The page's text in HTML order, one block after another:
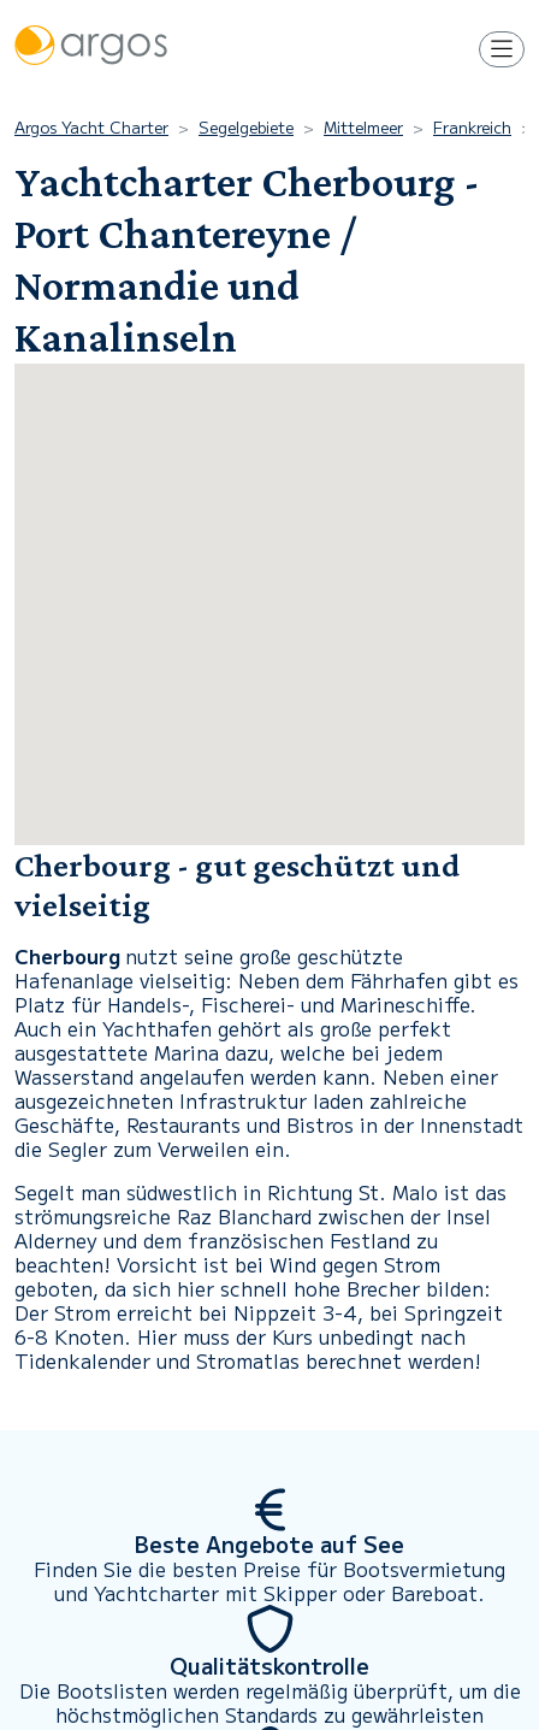
Argos Yacht Charter Segelgebiete Mittelmeer Frankreich
Yachtcharter Cherbourg -
Port Chantereyne /
Normandie und
Kanalinseln
Cherbourg - gut geschützt und
vielseitig
Cherbourg nutzt seine große geschützte
Hafenanlage vielseitig: Neben dem Fährhafen gibt es
Platz für Handels-, Fischerei- und Marineschiffe.
Auch ein Yachthafen gehört als große perfekt
ausgestattete Marina dazu, welche bei jedem
Wasserstand angelaufen werden kann. Neben einer
ausgezeichneten Infrastruktur laden zahlreiche
Geschäfte, Restaurants und Bistros in der Innenstadt
die Segler zum Verweilen ein.
Segelt man südwestlich in Richtung St. Malo ist das
strömungsreiche Raz Blanchard zwischen der Insel
Alderney und dem französischen Festland zu
beachten! Vorsicht ist bei Wind gegen Strom
geboten, da sich hier schnell hohe Brecher bilden:
Der Strom erreicht bei Nippzeit 3-4, bei Springzeit
6-8 Knoten. Hier muss der Kurs unbedingt nach
Tidenkalender und Stromatlas berechnet werden!
Beste Angebote auf See
Finden Sie die besten Preise für Bootsvermietung
und Yachtcharter mit Skipper oder Bareboat.
Qualitätskontrolle
Die Bootslisten werden regelmäßig überprüft, um die
höchstmöglichen Standards zu gewährleisten